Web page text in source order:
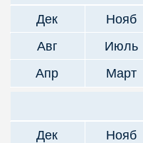
Дек
Нояб
Авг
Июль
Апр
Март
Дек
Нояб